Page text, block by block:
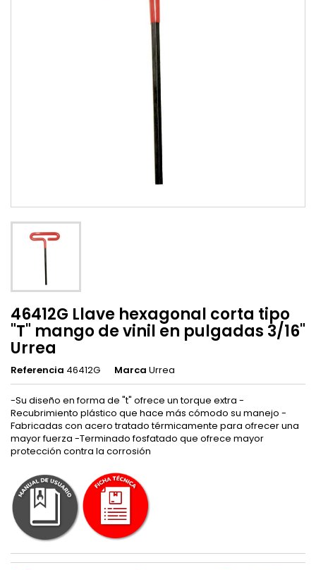
46412G Llave hexagonal corta tipo
"T" mango de vinil en pulgadas 3/16"
Urrea
Referencia 46412G Marca Urrea
-Su diseño en forma de "t" ofrece un torque extra -
Recubrimiento plástico que hace más cómodo su manejo -
Fabricadas con acero tratado térmicamente para ofrecer una
mayor fuerza -Terminado fosfatado que ofrece mayor
protección contra la corrosión